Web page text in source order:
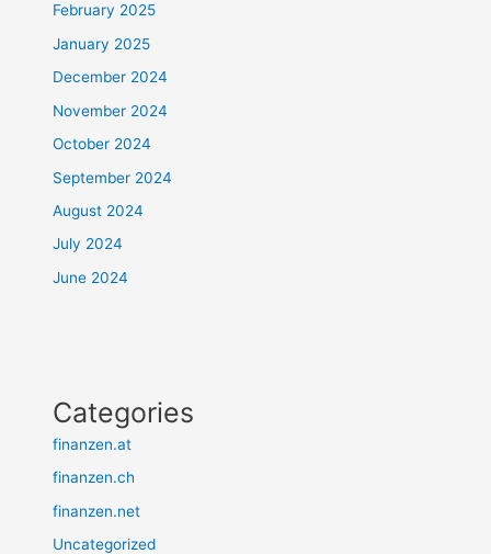
February 2025
January 2025
December 2024
November 2024
October 2024
September 2024
August 2024
July 2024
June 2024
Categories
finanzen.at
finanzen.ch
finanzen.net
Uncategorized